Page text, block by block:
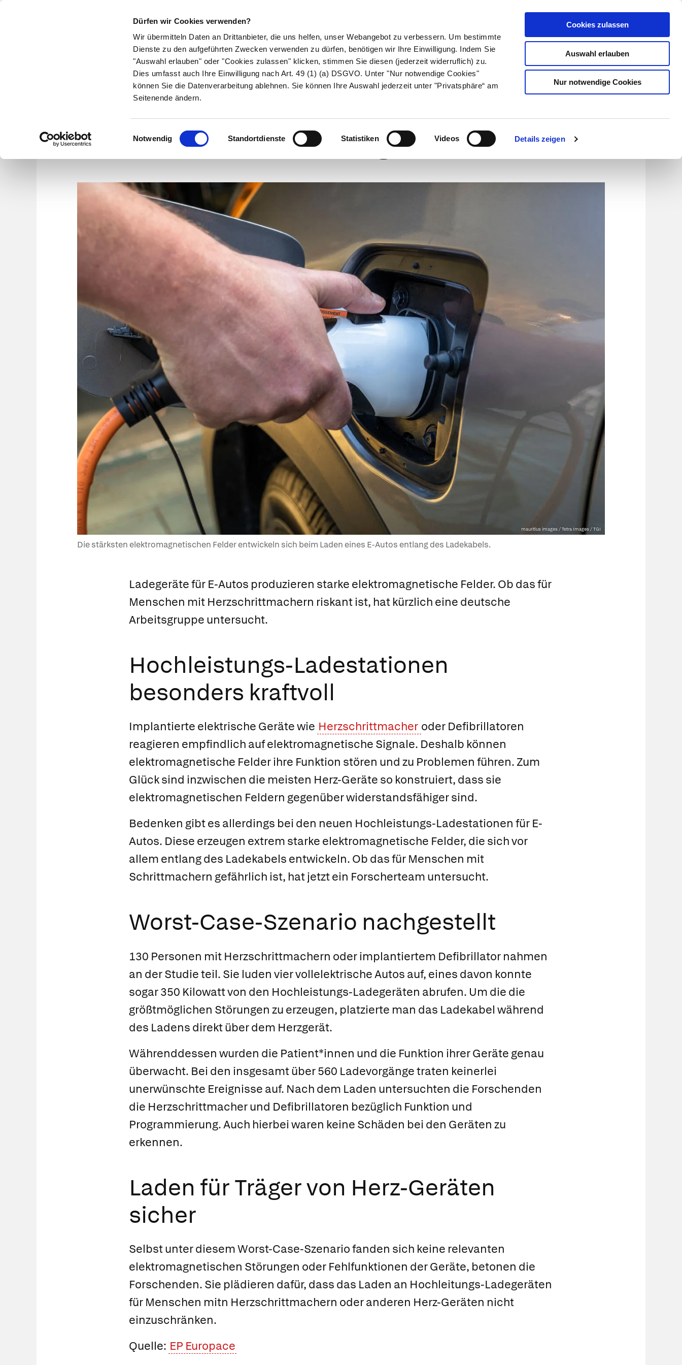
Dürfen wir Cookies verwenden?
Wir übermitteln Daten an Drittanbieter, die uns helfen, unser Webangebot zu verbessern. Um bestimmte
Dienste zu den aufgeführten Zwecken verwenden zu dürfen, benötigen wir Ihre Einwilligung. Indem Sie
"Auswahl erlauben" oder "Cookies zulassen" klicken, stimmen Sie diesen (jederzeit widerruflich) zu.
Dies umfasst auch Ihre Einwilligung nach Art. 49 (1) (a) DSGVO. Unter "Nur notwendige Cookies"
können Sie die Datenverarbeitung ablehnen. Sie können Ihre Auswahl jederzeit unter "Privatsphäre“ am
Seitenende ändern.
Einwilligungsauswahl
Notwendig Standortdienste Statistiken Videos Details zeigen
Cookies zulassen
Auswahl erlauben
Nur notwendige Cookies
Kundenlogin
Suche
Symptome Therapie Medikamente Naturheilkunde Eltern & Kind Gesund leben Über uns
E-Auto laden zu gefährlich?
mauritius images / Tetra Images / TGI
Die stärksten elektromagnetischen Felder entwickeln sich beim Laden eines E-Autos entlang des Ladekabels.
Ladegeräte für E-Autos produzieren starke elektromagnetische Felder. Ob das für
Menschen mit Herzschrittmachern riskant ist, hat kürzlich eine deutsche
Arbeitsgruppe untersucht.
Hochleistungs-Ladestationen
besonders kraftvoll
Implantierte elektrische Geräte wie Herzschrittmacher oder Defibrillatoren
reagieren empfindlich auf elektromagnetische Signale. Deshalb können
elektromagnetische Felder ihre Funktion stören und zu Problemen führen. Zum
Glück sind inzwischen die meisten Herz-Geräte so konstruiert, dass sie
elektromagnetischen Feldern gegenüber widerstandsfähiger sind.
Bedenken gibt es allerdings bei den neuen Hochleistungs-Ladestationen für E-
Autos. Diese erzeugen extrem starke elektromagnetische Felder, die sich vor
allem entlang des Ladekabels entwickeln. Ob das für Menschen mit
Schrittmachern gefährlich ist, hat jetzt ein Forscherteam untersucht.
Worst-Case-Szenario nachgestellt
130 Personen mit Herzschrittmachern oder implantiertem Defibrillator nahmen
an der Studie teil. Sie luden vier vollelektrische Autos auf, eines davon konnte
sogar 350 Kilowatt von den Hochleistungs-Ladegeräten abrufen. Um die die
größtmöglichen Störungen zu erzeugen, platzierte man das Ladekabel während
des Ladens direkt über dem Herzgerät.
Währenddessen wurden die Patient*innen und die Funktion ihrer Geräte genau
überwacht. Bei den insgesamt über 560 Ladevorgänge traten keinerlei
unerwünschte Ereignisse auf. Nach dem Laden untersuchten die Forschenden
die Herzschrittmacher und Defibrillatoren bezüglich Funktion und
Programmierung. Auch hierbei waren keine Schäden bei den Geräten zu
erkennen.
Laden für Träger von Herz-Geräten
sicher
Selbst unter diesem Worst-Case-Szenario fanden sich keine relevanten
elektromagnetischen Störungen oder Fehlfunktionen der Geräte, betonen die
Forschenden. Sie plädieren dafür, dass das Laden an Hochleitungs-Ladegeräten
für Menschen mitn Herzschrittmachern oder anderen Herz-Geräten nicht
einzuschränken.
Quelle: EP Europace